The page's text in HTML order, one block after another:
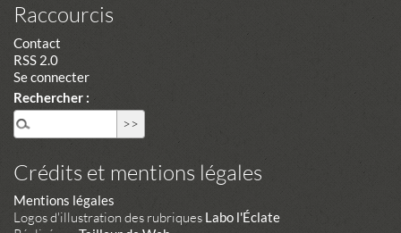
Raccourcis
Contact
RSS 2.0
Se connecter
Rechercher :
Crédits et mentions légales
Mentions légales
Logos d'illustration des rubriques Labo l'Éclate